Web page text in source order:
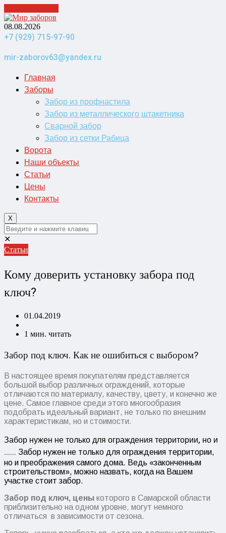
08.08.2026
+7 (929) 715-97-90
mir-zaborov63@yandex.ru
Главная
Заборы
Забор из профнастила
Забор из металлического штакетника
Сварной забор
Забор из сетки Рабица
Ворота
Наши объекты
Статьи
Цены
Контакты
X
✕
Статьи
Кому доверить установку забора под
ключ?
01.04.2019
1 мин. читать
Забор под ключ. Как не ошибиться с выбором?
В настоящее время покупателям представляется
большой выбор различных ограждений, которые
отличаются по материалу, качеству, цвету, и конечно же
цене. Самое главное среди этого многообразия
подобрать идеальный вариант, не только по внешним
характеристикам, но и стоимости.
Забор нужен не только для ограждения территории, но и
...... Забор нужен не только для ограждения территории,
но и преображения самого дома. Ведь «законченным
строительством», можно назвать, когда на Вашем
участке стоит забор.
Забор под ключ, цены которого в Самарской области
приблизительно на одном уровне, могут немного
отличаться в зависимости от сезона.